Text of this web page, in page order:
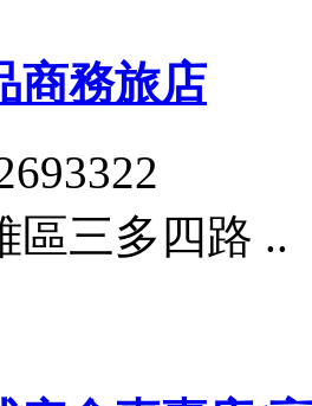
商務旅店
區三多四路 ..